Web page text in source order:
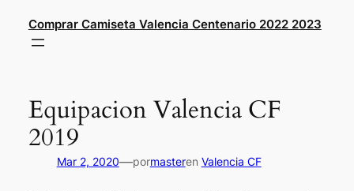
contenido
Comprar Camiseta Valencia Centenario 2022 2023
Equipacion Valencia CF
2019
Mar 2, 2020—pormasteren Valencia CF